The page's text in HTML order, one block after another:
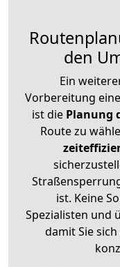
den
Ein
Vorbereitung
ist die Planung
Route zu
ist. Keine
Spezialisten und
damit Sie